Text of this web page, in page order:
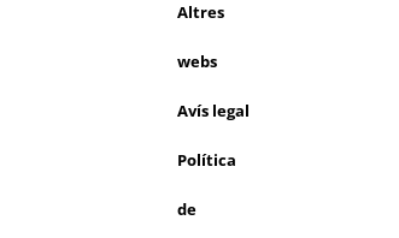
Altres
webs
Avís legal
Política
de